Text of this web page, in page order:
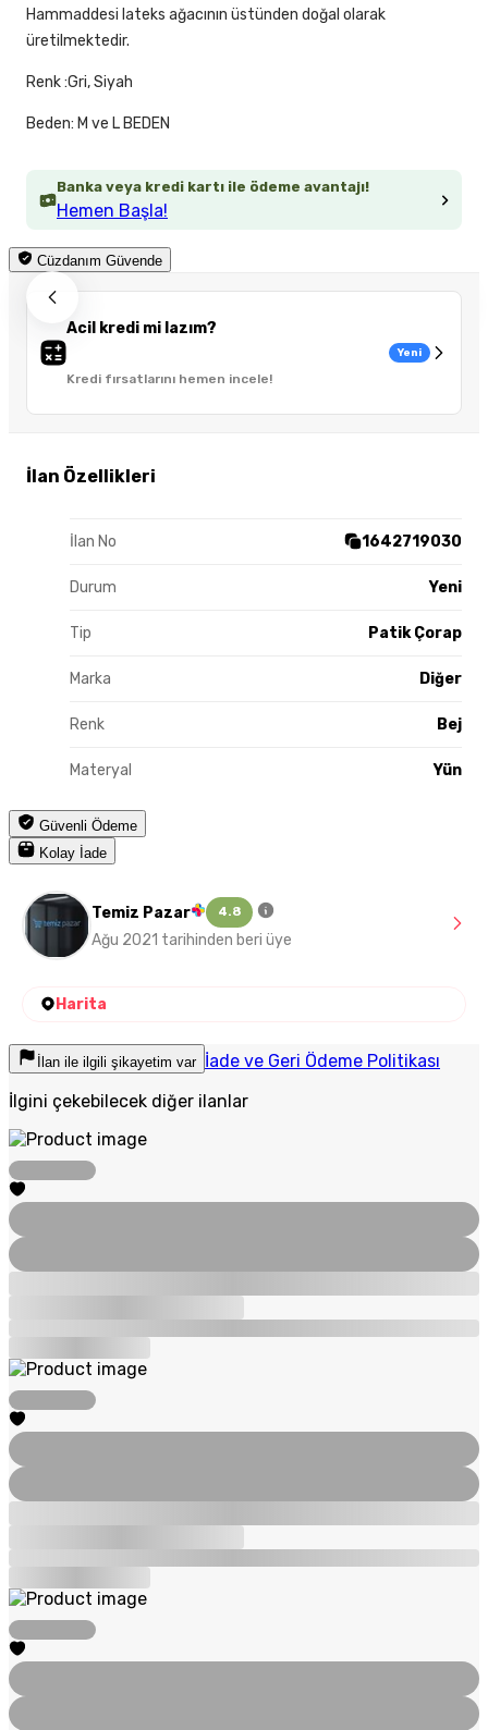
Banka veya kredi kartı ile ödeme avantajı!
Hemen Başla!
Cüzdanım Güvende
Acil kredi mi lazım?
Kredi fırsatlarını hemen incele!
Yeni
İlan Özellikleri
İlan No 1642719030
Durum Yeni
Tip Patik Çorap
Marka Diğer
Renk Bej
Materyal Yün
Güvenli Ödeme
Kolay İade
Hammaddesi lateks ağacının üstünden doğal olarak
üretilmektedir.
Renk :Gri, Siyah
Beden: M ve L BEDEN
Temiz Pazar 4.8
Ağu 2021 tarihinden beri üye
Harita
İlan ile ilgili şikayetim var İade ve Geri Ödeme Politikası
İlgini çekebilecek diğer ilanlar